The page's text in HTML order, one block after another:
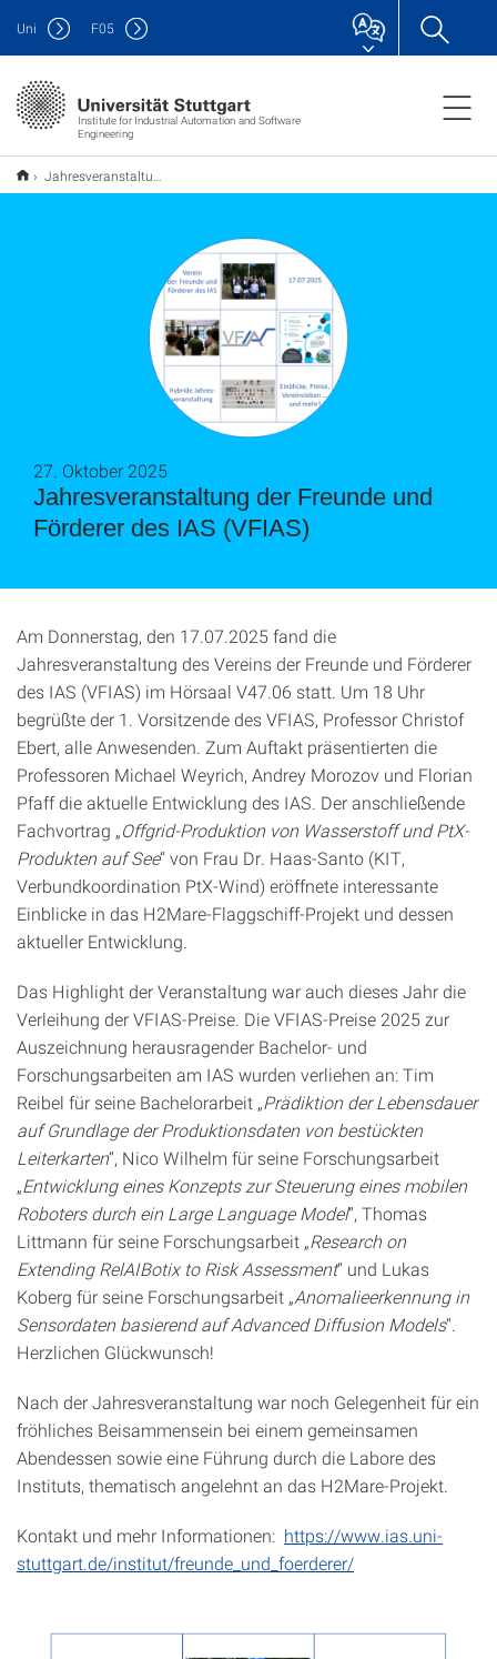
Institute for Industrial Automation and Software
Engineering
Uni F05
Jahresveranstaltung der Freunde und Förderer des IAS (VFIAS)
Jahresveranstaltung der Freunde und
Förderer des IAS (VFIAS)
27. Oktober 2025
Am Donnerstag, den 17.07.2025 fand die
Jahresveranstaltung des Vereins der Freunde und Förderer
des IAS (VFIAS) im Hörsaal V47.06 statt. Um 18 Uhr
begrüßte der 1. Vorsitzende des VFIAS, Professor Christof
Ebert, alle Anwesenden. Zum Auftakt präsentierten die
Professoren Michael Weyrich, Andrey Morozov und Florian
Pfaff die aktuelle Entwicklung des IAS. Der anschließende
Fachvortrag „Offgrid-Produktion von Wasserstoff und PtX-
Produkten auf See“ von Frau Dr. Haas-Santo (KIT,
Verbundkoordination PtX-Wind) eröffnete interessante
Einblicke in das H2Mare-Flaggschiff-Projekt und dessen
aktueller Entwicklung.
Das Highlight der Veranstaltung war auch dieses Jahr die
Verleihung der VFIAS-Preise. Die VFIAS-Preise 2025 zur
Auszeichnung herausragender Bachelor- und
Forschungsarbeiten am IAS wurden verliehen an: Tim
Reibel für seine Bachelorarbeit „Prädiktion der Lebensdauer
auf Grundlage der Produktionsdaten von bestückten
Leiterkarten“, Nico Wilhelm für seine Forschungsarbeit
„Entwicklung eines Konzepts zur Steuerung eines mobilen
Roboters durch ein Large Language Model“, Thomas
Littmann für seine Forschungsarbeit „Research on
Extending RelAIBotix to Risk Assessment“ und Lukas
Koberg für seine Forschungsarbeit „Anomalieerkennung in
Sensordaten basierend auf Advanced Diffusion Models“.
Herzlichen Glückwunsch!
Nach der Jahresveranstaltung war noch Gelegenheit für ein
fröhliches Beisammensein bei einem gemeinsamen
Abendessen sowie eine Führung durch die Labore des
Instituts, thematisch angelehnt an das H2Mare-Projekt.
Kontakt und mehr Informationen: https://www.ias.uni-
stuttgart.de/institut/freunde_und_foerderer/